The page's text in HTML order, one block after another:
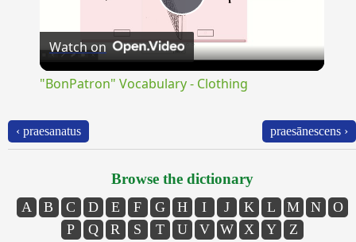
Play
Video
Watch on
"BonPatron" Vocabulary - Clothing
‹ praesanatus praesānescens ›
Browse the dictionary
A B C D E F G H I J K L M N
O
P
Q R S T U V W X Y Z